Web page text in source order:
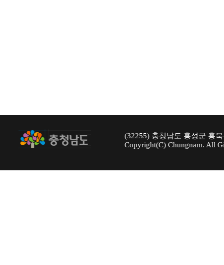
(32255) 충청남도 홍성군 홍
Copyright(C) Chungnam. All